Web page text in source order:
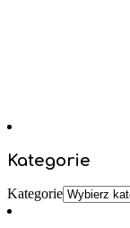
Kategorie
Kategorie